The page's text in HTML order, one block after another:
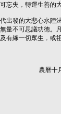
忘失，轉運生善的大
出發的大悲心水陸
量不可思議功德。
有緣一切眾生，或
農曆十月